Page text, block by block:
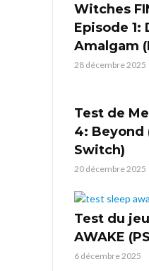
Witches
Episode 1:
Amalgam
28 décembre 2025
Test de
4: Beyond
Switch)
20 décembre 2025
Test du jeu
AWAKE
6 décembre 2025